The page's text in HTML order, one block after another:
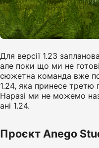
Для версії 1.23
але поки що ми не
сюжетна команда вже
1.24, яка принесе третю
Наразі ми не можемо
ані 1.24.
Проєкт Anego